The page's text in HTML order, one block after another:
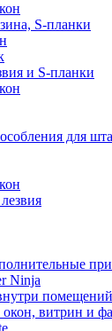
S-планки
и S-планки
для
Ninja
помещений
витрин и